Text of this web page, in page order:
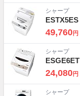
シャープ
ESTX5ES
49,760円
シャープ
ESGE6ET
24,080円
シャープ